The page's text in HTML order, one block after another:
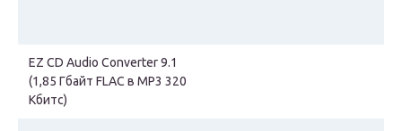
EZ CD Audio Converter 9.1
(1,85 Гбайт FLAC в MP3 320
Кбитс)